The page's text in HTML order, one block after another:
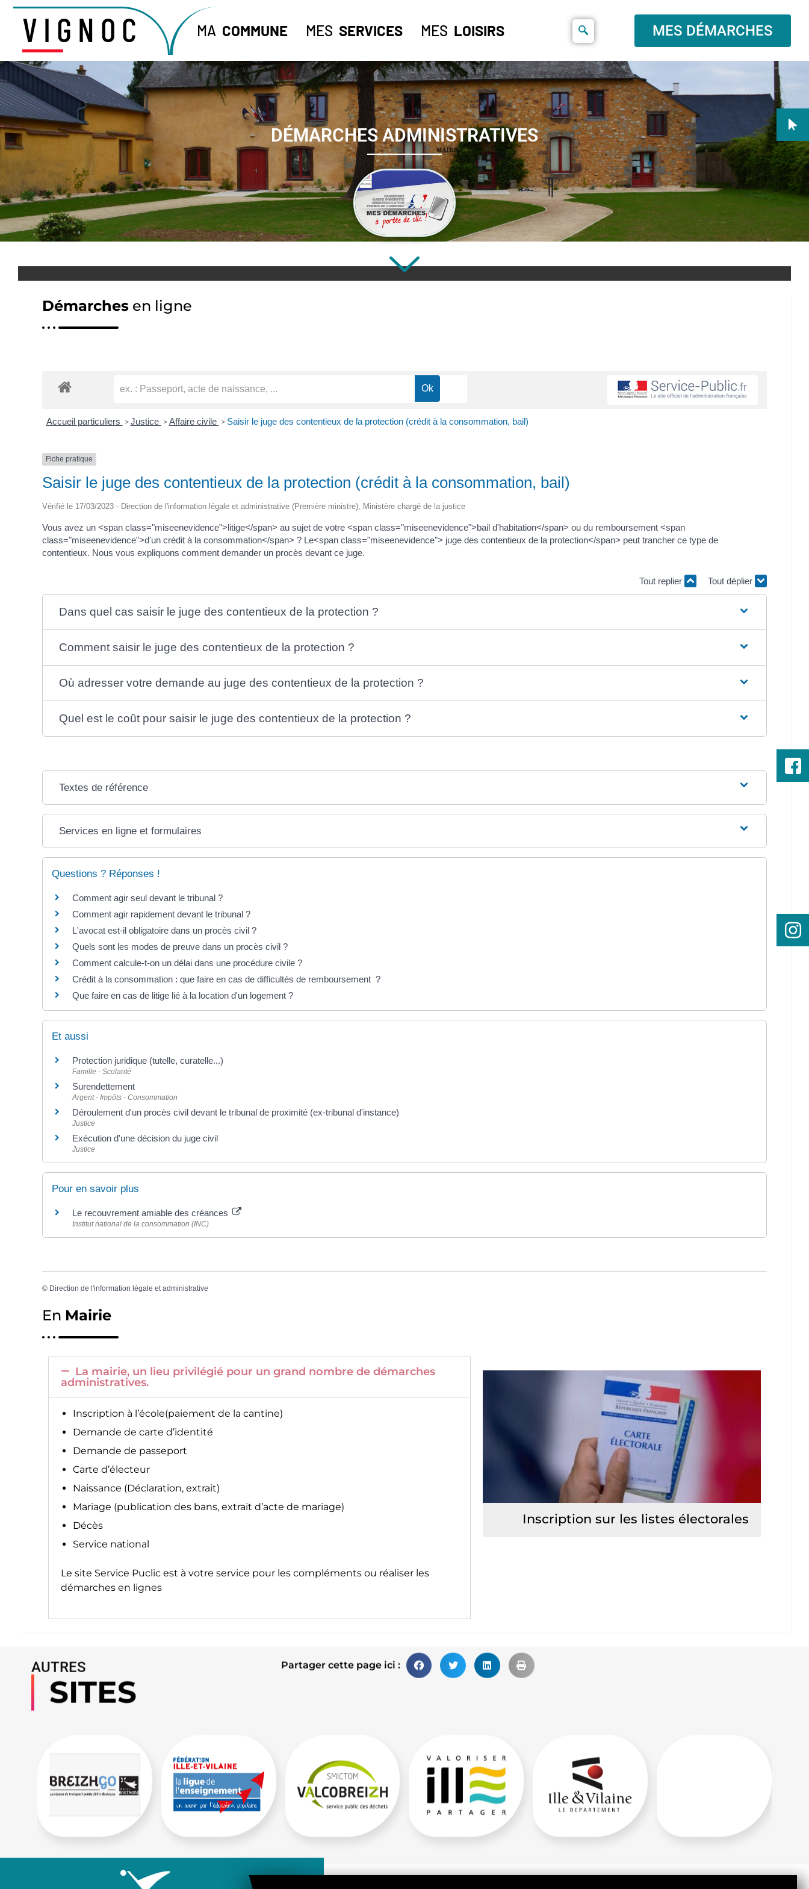
VIGNOC MA COMMUNE MES SERVICES MES LOISIRS MES DÉMARCHES
DÉMARCHES ADMINISTRATIVES
Démarches en ligne
Accueil particuliers > Justice > Affaire civile > Saisir le juge des contentieux de la protection (crédit à la consommation, bail)
Fiche pratique
Saisir le juge des contentieux de la protection (crédit à la consommation, bail)
Vérifié le 17/03/2023 - Direction de l'information légale et administrative (Première ministre), Ministère chargé de la justice
Vous avez un <span class="miseenevidence">litige</span> au sujet de votre <span class="miseenevidence">bail d'habitation</span> ou du remboursement <span
class="miseenevidence">d'un crédit à la consommation</span> ? Le<span class="miseenevidence"> juge des contentieux de la protection</span> peut trancher ce type de
contentieux. Nous vous expliquons comment demander un procès devant ce juge.
Tout replier Tout déplier
Dans quel cas saisir le juge des contentieux de la protection ?
Comment saisir le juge des contentieux de la protection ?
Où adresser votre demande au juge des contentieux de la protection ?
Quel est le coût pour saisir le juge des contentieux de la protection ?
Textes de référence
Services en ligne et formulaires
Questions ? Réponses !
Comment agir seul devant le tribunal ?
Comment agir rapidement devant le tribunal ?
L'avocat est-il obligatoire dans un procès civil ?
Quels sont les modes de preuve dans un procès civil ?
Comment calcule-t-on un délai dans une procédure civile ?
Crédit à la consommation : que faire en cas de difficultés de remboursement ?
Que faire en cas de litige lié à la location d'un logement ?
Et aussi
Protection juridique (tutelle, curatelle...)
Famille - Scolarité
Surendettement
Argent - Impôts - Consommation
Déroulement d'un procès civil devant le tribunal de proximité (ex-tribunal d'instance)
Justice
Exécution d'une décision du juge civil
Justice
Pour en savoir plus
Le recouvrement amiable des créances
Institut national de la consommation (INC)
© Direction de l'information légale et administrative
En Mairie
La mairie, un lieu privilégié pour un grand nombre de démarches
administratives.
Inscription à l’école(paiement de la cantine)
Demande de carte d’identité
Demande de passeport
Carte d’électeur
Naissance (Déclaration, extrait)
Mariage (publication des bans, extrait d’acte de mariage)
Décès
Service national
Le site Service Puclic est à votre service pour les compléments ou réaliser les
démarches en lignes
Inscription sur les listes électorales
Partager cette page ici :
AUTRES
SITES